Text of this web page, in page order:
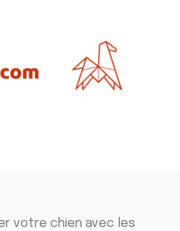
votre chien avec les